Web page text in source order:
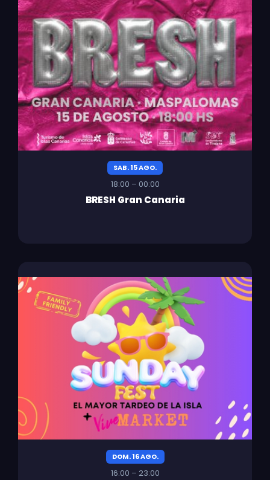
SAB. 15 AGO.
18:00 – 00:00
BRESH Gran Canaria
DOM. 16 AGO.
16:00 – 23:00